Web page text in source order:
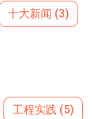
十大新闻 (3)
工程实践 (5)